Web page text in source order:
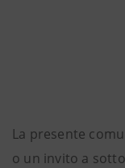
La presente
o un invito a